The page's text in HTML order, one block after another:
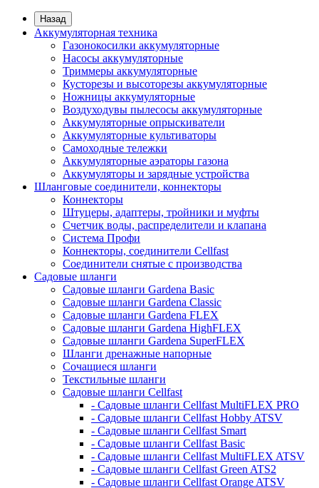
Назад
Аккумуляторная техника
Газонокосилки аккумуляторные
Насосы аккумуляторные
Триммеры аккумуляторные
Кусторезы и высоторезы аккумуляторные
Ножницы аккумуляторные
Воздуходувы пылесосы аккумуляторные
Аккумуляторные опрыскиватели
Аккумуляторные культиваторы
Самоходные тележки
Аккумуляторные аэраторы газона
Аккумуляторы и зарядные устройства
Шланговые соединители, коннекторы
Коннекторы
Штуцеры, адаптеры, тройники и муфты
Счетчик воды, распределители и клапана
Система Профи
Коннекторы, соединители Cellfast
Соединители снятые с производства
Садовые шланги
Садовые шланги Gardena Basic
Садовые шланги Gardena Classic
Садовые шланги Gardena FLEX
Садовые шланги Gardena HighFLEX
Садовые шланги Gardena SuperFLEX
Шланги дренажные напорные
Сочащиеся шланги
Текстильные шланги
Садовые шланги Cellfast
- Садовые шланги Cellfast MultiFLEX PRO
- Садовые шланги Cellfast Hobby ATSV
- Садовые шланги Cellfast Smart
- Садовые шланги Cellfast Basic
- Садовые шланги Cellfast MultiFLEX ATSV
- Садовые шланги Cellfast Green ATS2
- Садовые шланги Cellfast Orange ATSV